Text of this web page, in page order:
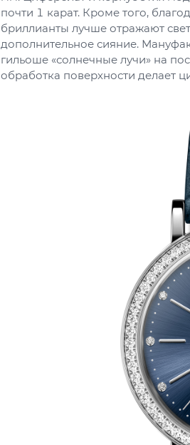
почти 1 карат. Кроме того,
бриллианты лучше отражают
дополнительное сияние.
гильоше «солнечные лучи» на
обработка поверхности делает